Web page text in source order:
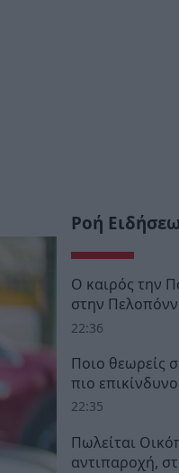
Ροή
Ο καιρός την
στην
22:36
Ποιο θεωρείς
πιο
22:35
Πωλείται
αντιπαροχή,